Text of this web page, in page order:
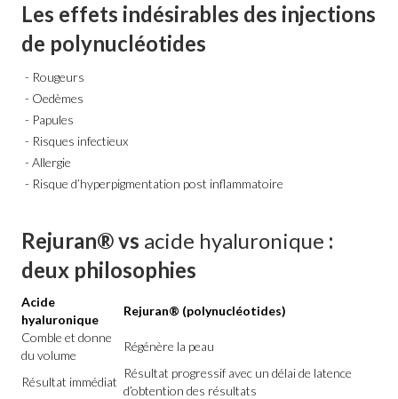
Les effets indésirables des injections
de polynucléotides
Rougeurs
Oedèmes
Papules
Risques infectieux
Allergie
Risque d’hyperpigmentation post inflammatoire
Rejuran® vs acide hyaluronique :
deux philosophies
Acide
hyaluronique
Rejuran® (polynucléotides)
Comble et donne
du volume
Régénère la peau
Résultat immédiat
Résultat progressif avec un délai de latence
d’obtention des résultats